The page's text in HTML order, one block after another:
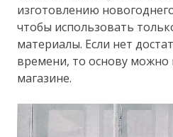
изготовлению
чтобы использовать
материалы. Если нет
времени, то основу можно
магазине.